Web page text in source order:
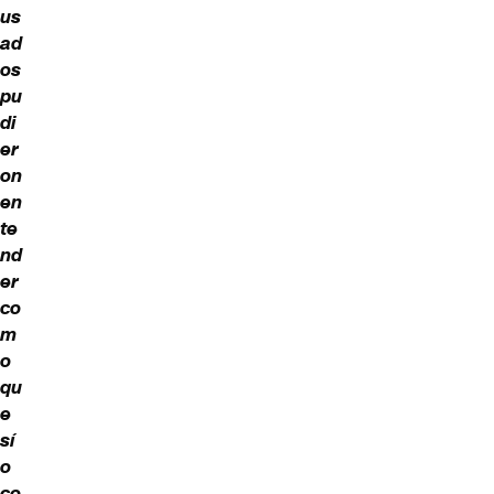
us
ad
os
pu
di
er
on
en
te
nd
er
co
m
o
qu
e
sí
o